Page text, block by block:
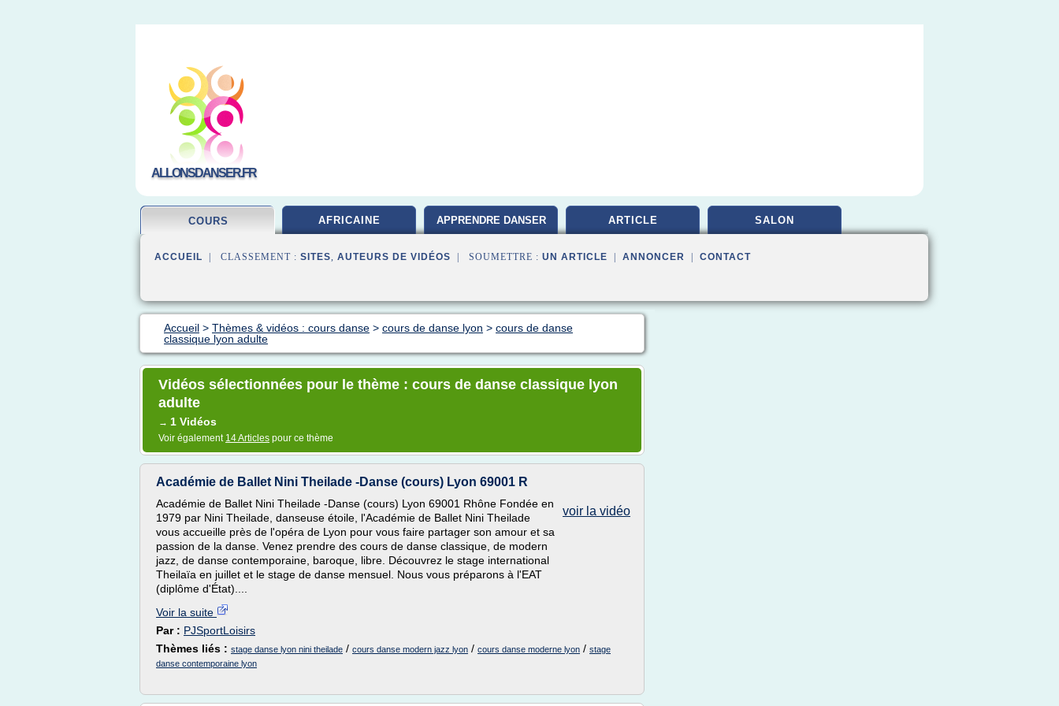
ALLONSDANSER.FR
COURS AFRICAINE APPRENDRE DANSER ARTICLE SALON
ACCUEIL | CLASSEMENT : SITES, AUTEURS DE VIDÉOS | SOUMETTRE : UN ARTICLE ANNONCER CONTACT
Accueil > Thèmes & vidéos : cours danse > cours de danse lyon > cours de danse
classique lyon adulte
Vidéos sélectionnées pour le thème : cours de danse classique lyon
adulte
→ 1 Vidéos
Voir également 14 Articles pour ce thème
Académie de Ballet Nini Theilade -Danse (cours) Lyon 69001 R
voir la vidéo
Académie de Ballet Nini Theilade -Danse (cours) Lyon 69001 Rhône Fondée en
1979 par Nini Theilade, danseuse étoile, l'Académie de Ballet Nini Theilade
vous accueille près de l'opéra de Lyon pour vous faire partager son amour et sa
passion de la danse. Venez prendre des cours de danse classique, de modern
jazz, de danse contemporaine, baroque, libre. Découvrez le stage international
Theilaïa en juillet et le stage de danse mensuel. Nous vous préparons à l'EAT
(diplôme d'État)....
Voir la suite
Par : PJSportLoisirs
Thèmes liés : stage danse lyon nini theilade / cours danse modern jazz lyon / cours danse moderne lyon / stage
danse contemporaine lyon